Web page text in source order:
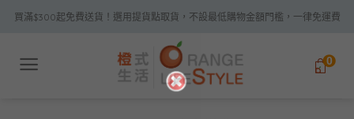
Skip買滿$300起免費送貨！選用提貨點取貨，不設最低購物金額門檻，一律免運費
0